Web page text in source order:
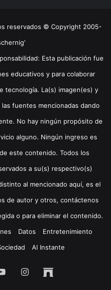
reservados © Copyright 2005-
Esta publicación fue
educativos y para colaborar
tecnología. La(s) imagen(es) y
fuentes mencionadas dando
No hay ningún propósito de
alguno. Ningún ingreso es
este contenido. Todos los
a su(s) respectivo(s)
al mencionado aquí, es el
de autor y otros, contáctenos
o para eliminar el contenido.
Datos
Entretenimiento
Al Instante
YouTubeInstagramArchive